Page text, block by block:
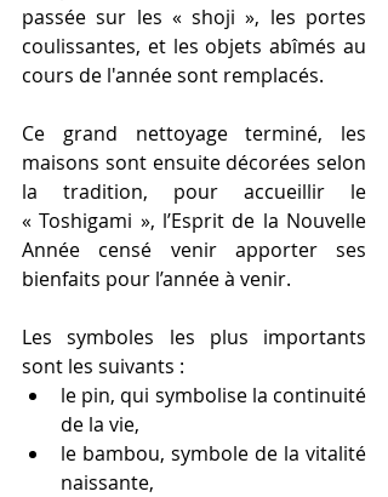
passée sur les « shoji », les portes
coulissantes, et les objets abîmés au
cours de l'année sont remplacés.
Ce grand nettoyage terminé, les
maisons sont ensuite décorées selon
la tradition, pour accueillir le
« Toshigami », l’Esprit de la Nouvelle
Année censé venir apporter ses
bienfaits pour l’année à venir.
Les symboles les plus importants
sont les suivants :
le pin, qui symbolise la continuité
de la vie,
le bambou, symbole de la vitalité
naissante,